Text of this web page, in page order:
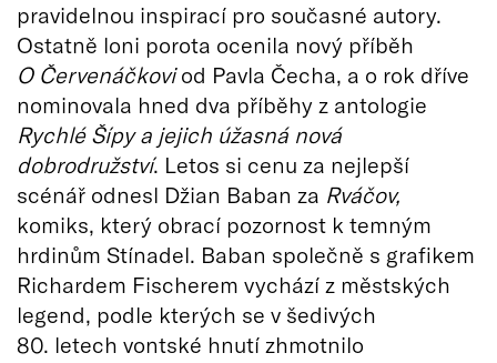
pravidelnou inspirací pro současné autory.
Ostatně loni porota ocenila nový příběh
O Červenáčkoviod Pavla Čecha, a o rok dříve
nominovala hned dva příběhy z antologie
Rychlé Šípy a jejich úžasná nová
dobrodružství. Letos si cenu za nejlepší
scénář odnesl Džian Baban za Rváčov,
komiks, který obrací pozornost k temným
hrdinům Stínadel. Baban společně s grafikem
Richardem Fischerem vychází z městských
legend, podle kterých se v šedivých
80. letech vontské hnutí zhmotnilo